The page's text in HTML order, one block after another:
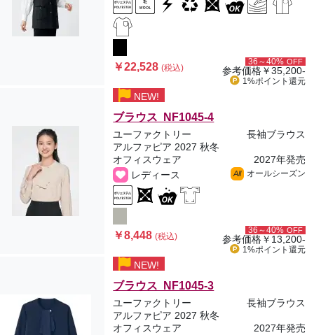
￥22,528(税込)
36～40% OFF
参考価格￥35,200-
1%ポイント 還元
NEW!
ブラウス NF1045-4
ユーファクトリー
長袖ブラウス
アルファピア 2027 秋冬
オフィスウェア
2027年発売
レディース
All オールシーズン
￥8,448(税込)
36～40% OFF
参考価格￥13,200-
1%ポイント 還元
NEW!
ブラウス NF1045-3
ユーファクトリー
長袖ブラウス
アルファピア 2027 秋冬
オフィスウェア
2027年発売